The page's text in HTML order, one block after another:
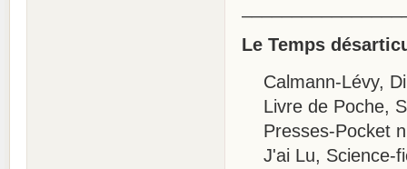
Le Temps
Calmann-Lévy,
Livre de Poche,
Presses-Pocket
J'ai Lu, Science-